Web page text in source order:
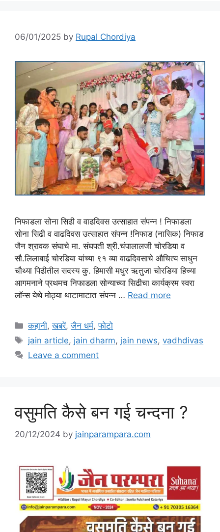
06/01/2025 by Rupal Chordiya
निफाडला सोना सिढी व वाढदिवस उत्साहात संपन्न ! निफाडला
सोना सिढी व वाढदिवस उत्साहात संपन्न !निफाड (नासिक) निफाड
जैन श्रावक संघाचे मा. संघपती श्री.चंपालालजी चोरडिया व
सौ.लिलाबाई चोरडिया यांच्या ९१ व्या वाढदिवसाचे औचित्य साधुन
चौथ्या पिढीतील सदस्य कु. हिमासी मधुर ऋतुजा चोरडिया हिच्या
आगमनाने प्रथमच निफाडला सोन्याच्या सिढीचा कार्यक्रम स्वरा
लाॅन्स येथे मोठ्या थाटामाटात संपन्न … Read more
Categories
कहानी,खबरें,जैन धर्म,फोटो
Tags
jain article, jain dharm, jain news,vadhdivas
Leave a comment
वसुमति कैसे बन गई चन्दना ?
20/12/2024 by jainparampara.com